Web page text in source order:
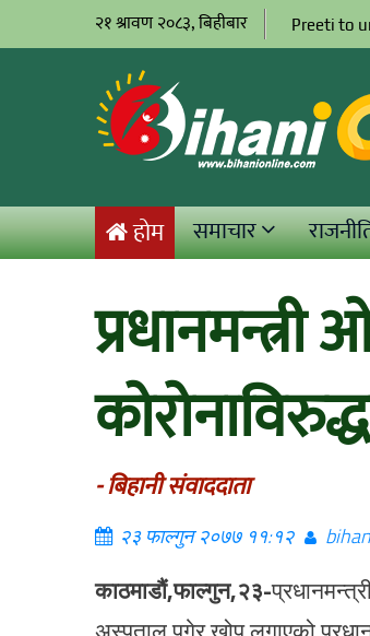
२१ श्रावण २०८३, बिहीबार Preeti to
होम समाचार
- बिहानी संवाददाता
२३ फाल्गुन २०७७ ११:१२
काठमाडौं,फाल्गुन,२३-